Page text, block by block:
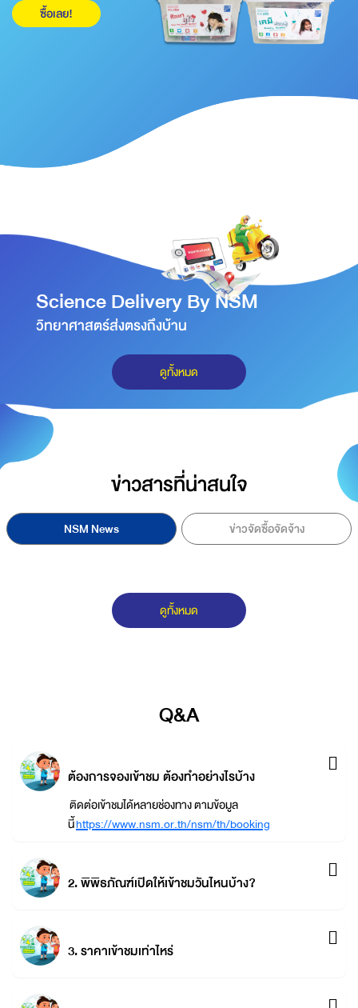
ซื้อเลย!
Science Delivery By NSM
วิทยาศาสตร์ส่งตรงถึงบ้าน
ดูทั้งหมด
ข่าวสารที่น่าสนใจ
NSM News ข่าวจัดซื้อจัดจ้าง
ดูทั้งหมด
Q&A
ต้องการจองเข้าชม ต้องทำอย่างไรบ้าง
ติดต่อเข้าชมได้หลายช่องทาง ตามข้อมูล
นี้https://www.nsm.or.th/nsm/th/booking
2. พิพิธภัณฑ์เปิดให้เข้าชมวันไหนบ้าง?
3. ราคาเข้าชมเท่าไหร่